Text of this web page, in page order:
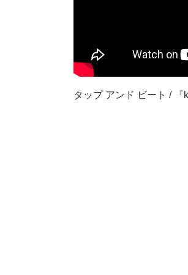
タップ アンド ビート /